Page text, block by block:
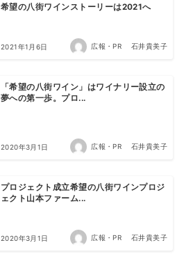
希望の八街ワインストーリーは2021へ
2021年1月6日 広報・PR 石井貴美子
「希望の八街ワイン」はワイナリー設立の
夢への第一歩。プロ...
2020年3月1日 広報・PR 石井貴美子
プロジェクト成立希望の八街ワインプロジ
ェクト山本ファーム...
2020年3月1日 広報・PR 石井貴美子